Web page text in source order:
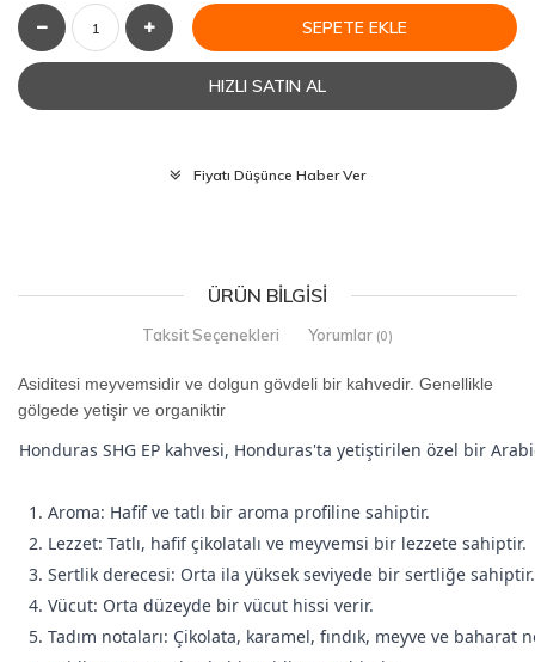
SEPETE EKLE
HIZLI SATIN AL
Fiyatı Düşünce Haber Ver
ÜRÜN BILGISI
Taksit Seçenekleri Yorumlar (0)
Asiditesi meyvemsidir ve dolgun gövdeli bir kahvedir. Genellikle
gölgede yetişir ve organiktir
Honduras SHG EP kahvesi, Honduras'ta yetiştirilen özel bir
1. Aroma: Hafif ve tatlı bir aroma profiline sahiptir.
2. Lezzet: Tatlı, hafif çikolatalı ve meyvemsi bir lezzete sahiptir.
3. Sertlik derecesi: Orta ila yüksek seviyede bir sertliğe sahiptir.
4. Vücut: Orta düzeyde bir vücut hissi verir.
5. Tadım notaları: Çikolata, karamel, fındık, meyve ve baharat